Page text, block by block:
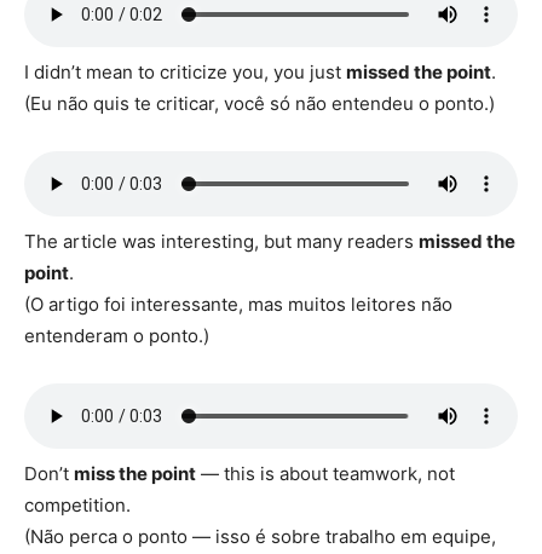
I didn’t mean to criticize you, you just missed the point.
(Eu não quis te criticar, você só não entendeu o ponto.)
The article was interesting, but many readers missed the
point.
(O artigo foi interessante, mas muitos leitores não
entenderam o ponto.)
Don’t miss the point — this is about teamwork, not
competition.
(Não perca o ponto — isso é sobre trabalho em equipe,